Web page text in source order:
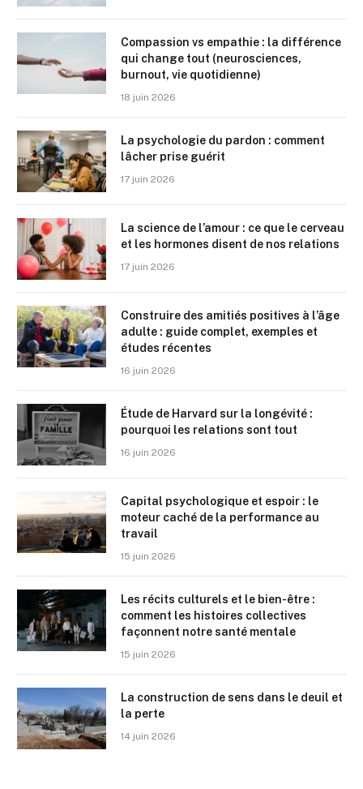
Compassion vs empathie : la différence
qui change tout (neurosciences,
burnout, vie quotidienne)
18 juin 2026
La psychologie du pardon : comment
lâcher prise guérit
17 juin 2026
La science de l’amour : ce que le cerveau
et les hormones disent de nos relations
17 juin 2026
Construire des amitiés positives à l’âge
adulte : guide complet, exemples et
études récentes
16 juin 2026
Étude de Harvard sur la longévité :
pourquoi les relations sont tout
16 juin 2026
Capital psychologique et espoir : le
moteur caché de la performance au
travail
15 juin 2026
Les récits culturels et le bien-être :
comment les histoires collectives
façonnent notre santé mentale
15 juin 2026
La construction de sens dans le deuil et
la perte
14 juin 2026